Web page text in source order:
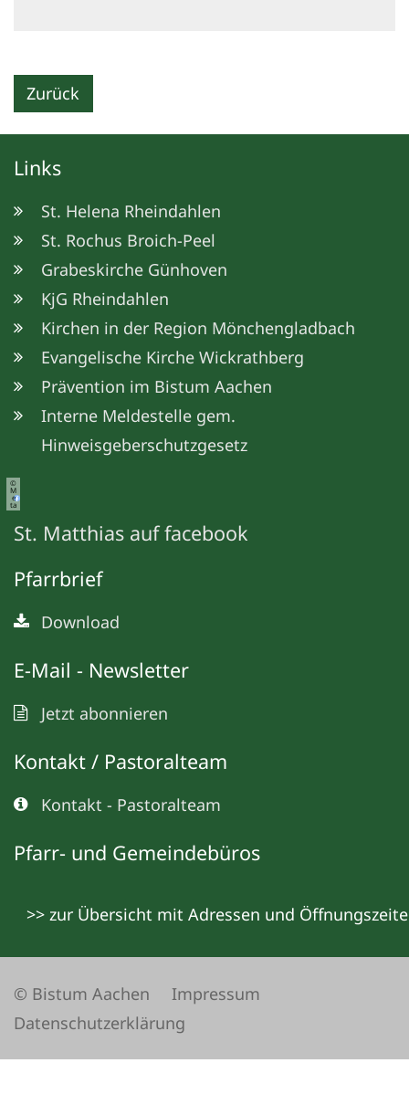
Zurück
Links
St. Helena Rheindahlen
St. Rochus Broich-Peel
Grabeskirche Günhoven
KjG Rheindahlen
Kirchen in der Region Mönchengladbach
Evangelische Kirche Wickrathberg
Prävention im Bistum Aachen
Interne Meldestelle gem.
Hinweisgeberschutzgesetz
©
M
e
ta
St. Matthias auf facebook
Pfarrbrief
Download
E-Mail - Newsletter
Jetzt abonnieren
Kontakt / Pastoralteam
Kontakt - Pastoralteam
Pfarr- und Gemeindebüros
>> zur Übersicht mit Adressen und
© Bistum Aachen
Impressum
Datenschutzerklärung